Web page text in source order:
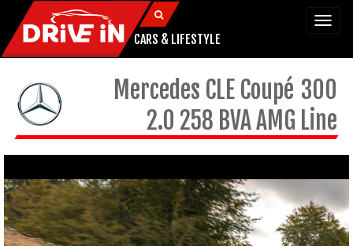
CARS & LIFESTYLE
Mercedes CLE Coupé 300
2.0 258 BVA AMG Line